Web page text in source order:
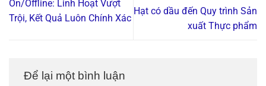
On/Offline: Linh Hoạt Vượt
Trội, Kết Quả Luôn Chính Xác
Hạt có dầu đến Quy trình Sản
xuất Thực phẩm
Để lại một bình luận